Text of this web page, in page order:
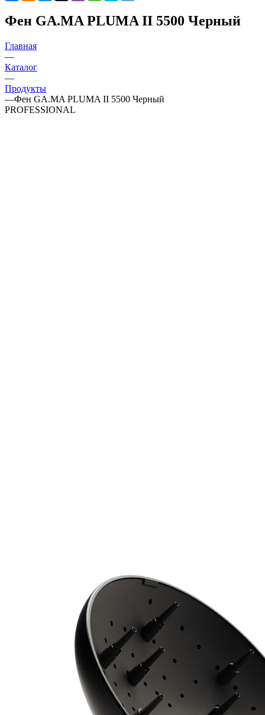
Фен GA.MA PLUMA II 5500 Черный
Главная
—
Каталог
—
Продукты
—Фен GA.MA PLUMA II 5500 Черный
PROFESSIONAL